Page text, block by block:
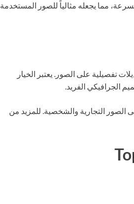
مما يجعله مثالياً للصور المستخدمة
تفصيلية على الصور. يعتبر الخيار
الجرافيكي الفريد.
التجارية والشخصية. للمزيد من